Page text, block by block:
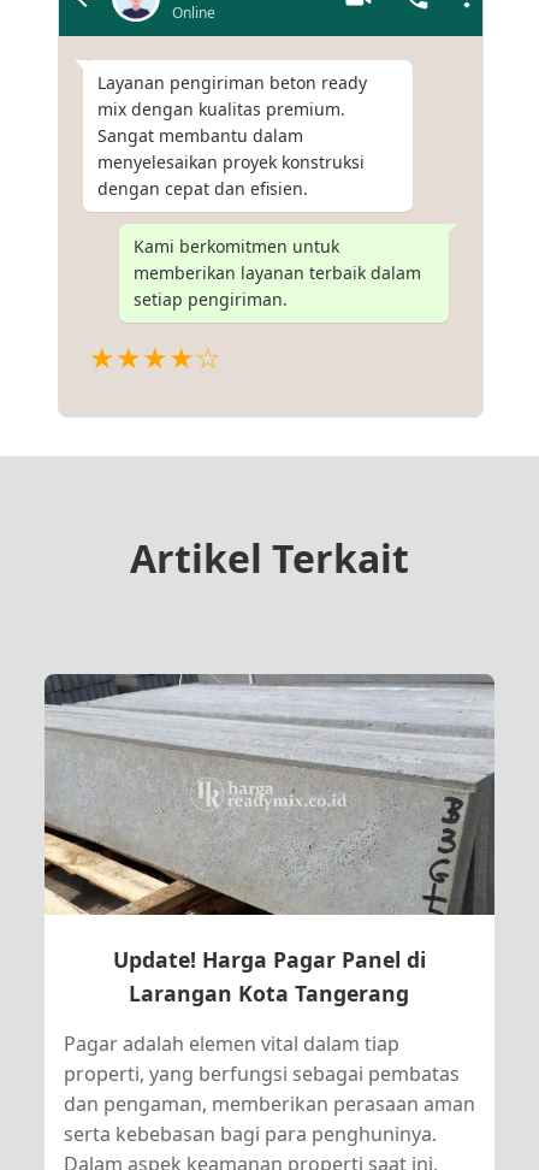
Online
Layanan pengiriman beton ready
mix dengan kualitas premium.
Sangat membantu dalam
menyelesaikan proyek konstruksi
dengan cepat dan efisien.
Kami berkomitmen untuk
memberikan layanan terbaik dalam
setiap pengiriman.
★★★★☆
Artikel Terkait
Update! Harga Pagar Panel di
Larangan Kota Tangerang
Pagar adalah elemen vital dalam tiap
properti, yang berfungsi sebagai pembatas
dan pengaman, memberikan perasaan aman
serta kebebasan bagi para penghuninya.
Dalam aspek keamanan properti saat ini,